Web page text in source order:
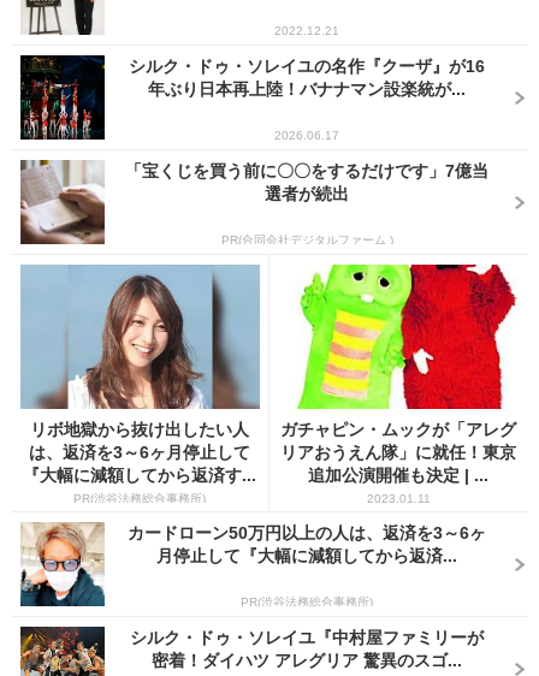
2022.12.21
シルク・ドゥ・ソレイユの名作『クーザ』が16
年ぶり日本再上陸！バナナマン設楽統が...
2026.06.17
「宝くじを買う前に〇〇をするだけです」7億当
選者が続出
PR(合同会社デジタルファーム )
リボ地獄から抜け出したい人
は、返済を3～6ヶ月停止して
『大幅に減額してから返済す...
PR(渋谷法務総合事務所)
ガチャピン・ムックが「アレグ
リアおうえん隊」に就任！東京
追加公演開催も決定 | ...
2023.01.11
カードローン50万円以上の人は、返済を3～6ヶ
月停止して『大幅に減額してから返済...
PR(渋谷法務総合事務所)
シルク・ドゥ・ソレイユ『中村屋ファミリーが
密着！ダイハツ アレグリア 驚異のスゴ...